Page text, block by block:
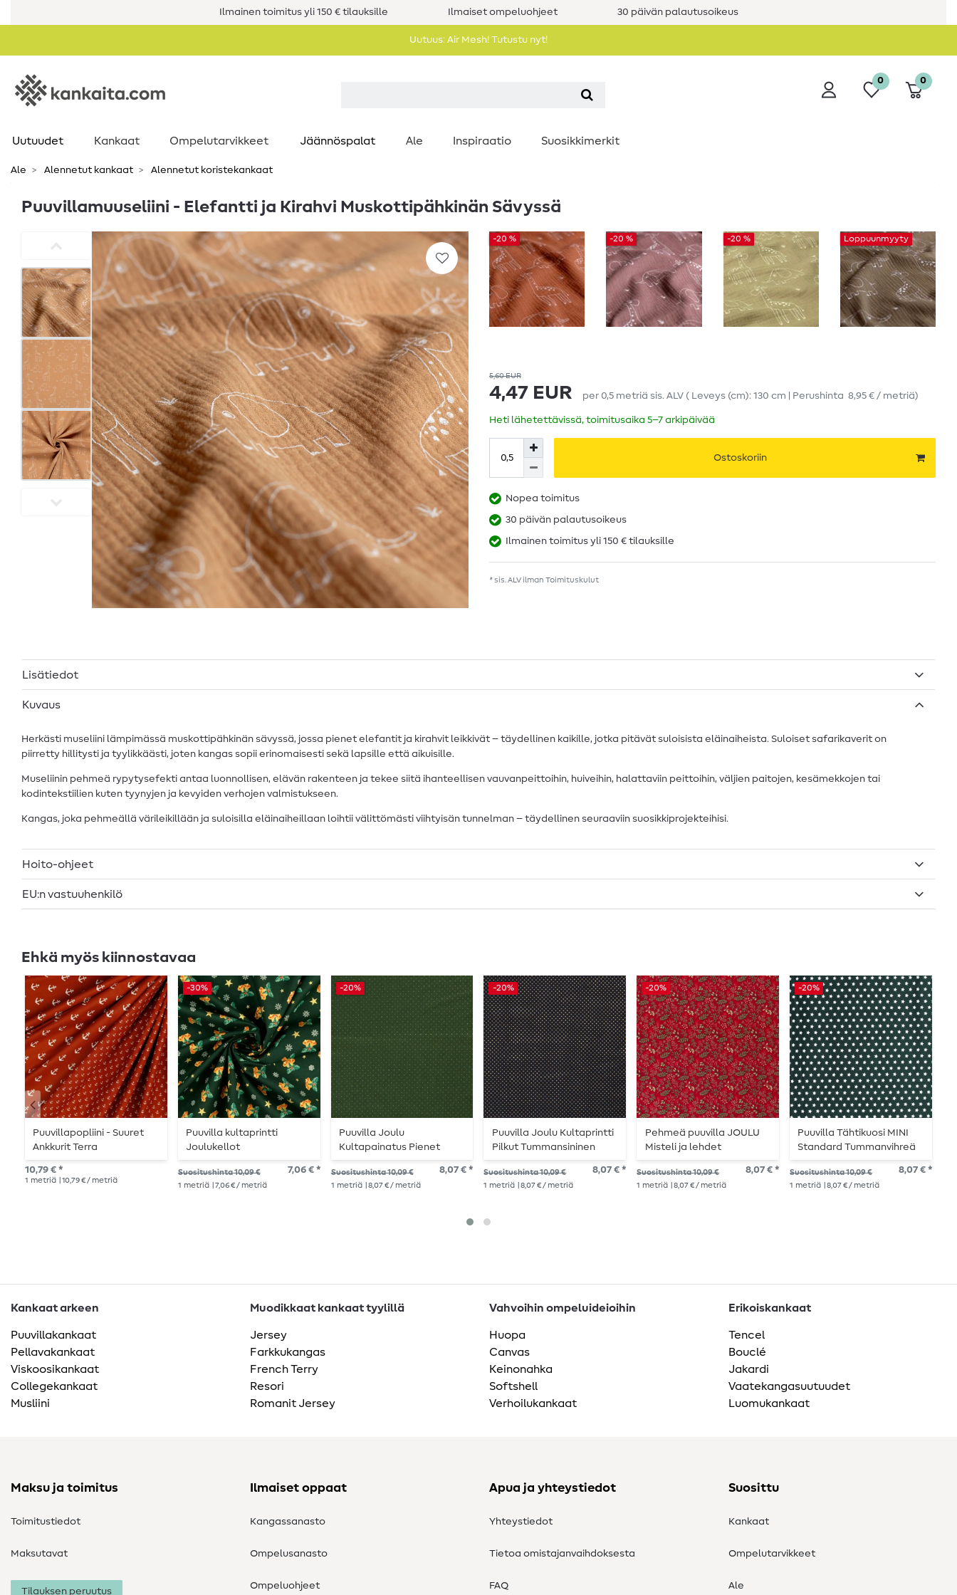
Ilmainen toimitus yli 150 € tilauksille Ilmaiset ompeluohjeet 30 päivän palautusoikeus
Uutuus: Air Mesh! Tutustu nyt!
0 0
Uutuudet Kankaat Ompelutarvikkeet Jäännöspalat Ale Inspiraatio Suosikkimerkit
Ale Alennetut kankaat Alennetut koristekankaat
Puuvillamuuseliini - Elefantti ja Kirahvi Muskottipähkinän Sävyssä
-20 % -20 % -20 % Loppuunmyyty
5,60 EUR
4,47 EUR per 0,5 metriä sis. ALV ( Leveys (cm): 130 cm | Perushinta 8,95 € / metriä)
Heti lähetettävissä, toimitusaika 5–7 arkipäivää
Ostoskoriin
Nopea toimitus
30 päivän palautusoikeus
Ilmainen toimitus yli 150 € tilauksille
* sis. ALV ilman Toimituskulut
Lisätiedot
Kuvaus
Herkästi museliini lämpimässä muskottipähkinän sävyssä, jossa pienet elefantit ja kirahvit leikkivät – täydellinen kaikille, jotka pitävät suloisista eläinaiheista. Suloiset safarikaverit on
piirretty hillitysti ja tyylikkäästi, joten kangas sopii erinomaisesti sekä lapsille että aikuisille.
Museliinin pehmeä rypytysefekti antaa luonnollisen, elävän rakenteen ja tekee siitä ihanteellisen vauvanpeittoihin, huiveihin, halattaviin peittoihin, väljien paitojen, kesämekkojen tai
kodintekstiilien kuten tyynyjen ja kevyiden verhojen valmistukseen.
Kangas, joka pehmeällä värileikillään ja suloisilla eläinaiheillaan loihtii välittömästi viihtyisän tunnelman – täydellinen seuraaviin suosikkiprojekteihisi.
Hoito-ohjeet
EU:n vastuuhenkilö
Ehkä myös kiinnostavaa
Puuvillapopliini - Suuret
Ankkurit Terra
10,79 € *
1 metriä | 10,79 € / metriä
-30%
Puuvilla kultaprintti
Joulukellot
tummanvihreällä
Suositushinta 10,09 € 7,06 € *
1 metriä | 7,06 € / metriä
-20%
Puuvilla Joulu
Kultapainatus Pienet
Pilkut Vihreällä
Suositushinta 10,09 € 8,07 € *
1 metriä | 8,07 € / metriä
-20%
Puuvilla Joulu Kultaprintti
Pilkut Tummansininen
Suositushinta 10,09 € 8,07 € *
1 metriä | 8,07 € / metriä
-20%
Pehmeä puuvilla JOULU
Misteli ja lehdet
punaisella
Suositushinta 10,09 € 8,07 € *
1 metriä | 8,07 € / metriä
-20%
Puuvilla Tähtikuosi MINI
Standard Tummanvihreä
Suositushinta 10,09 € 8,07 € *
1 metriä | 8,07 € / metriä
Kankaat arkeen
Puuvillakankaat
Pellavakankaat
Viskoosikankaat
Collegekankaat
Musliini
Muodikkaat kankaat tyylillä
Jersey
Farkkukangas
French Terry
Resori
Romanit Jersey
Vahvoihin ompeluideioihin
Huopa
Canvas
Keinonahka
Softshell
Verhoilukankaat
Erikoiskankaat
Tencel
Bouclé
Jakardi
Vaatekangasuutuudet
Luomukankaat
Maksu ja toimitus
Toimitustiedot
Maksutavat
Tilauksen peruutus
Ilmaiset oppaat
Kangassanasto
Ompelusanasto
Ompeluohjeet
Apua ja yhteystiedot
Yhteystiedot
Tietoa omistajanvaihdoksesta
FAQ
Suosittu
Kankaat
Ompelutarvikkeet
Ale